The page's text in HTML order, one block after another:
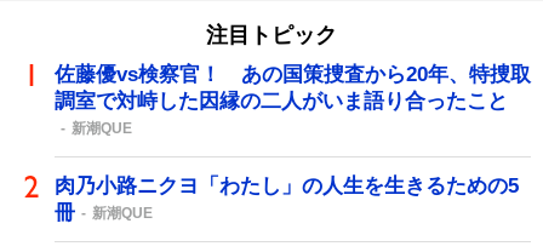
注目トピック
佐藤優vs検察官！ あの国策捜査から20年、特捜取
調室で対峙した因縁の二人がいま語り合ったこと
新潮QUE
肉乃小路ニクヨ「わたし」の人生を生きるための5
冊
新潮QUE